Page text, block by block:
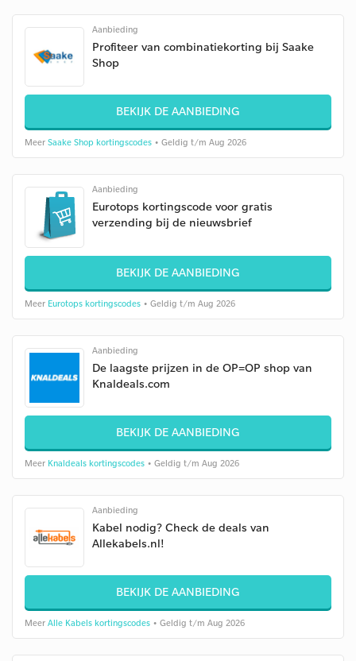
Aanbieding
Profiteer van combinatiekorting bij Saake
Shop
BEKIJK DE AANBIEDING
Meer Saake Shop kortingscodes • Geldig t/m Aug 2026
Aanbieding
Eurotops kortingscode voor gratis
verzending bij de nieuwsbrief
BEKIJK DE AANBIEDING
Meer Eurotops kortingscodes • Geldig t/m Aug 2026
Aanbieding
De laagste prijzen in de OP=OP shop van
Knaldeals.com
BEKIJK DE AANBIEDING
Meer Knaldeals kortingscodes • Geldig t/m Aug 2026
Aanbieding
Kabel nodig? Check de deals van
Allekabels.nl!
BEKIJK DE AANBIEDING
Meer Alle Kabels kortingscodes • Geldig t/m Aug 2026